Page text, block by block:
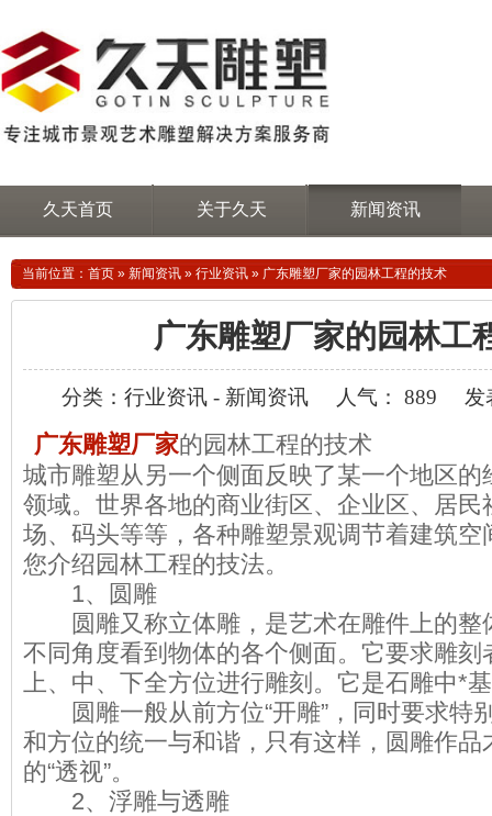
久天首页 关于久天 新闻资讯
当前位置： 首页 » 新闻资讯 » 行业资讯 » 广东雕塑厂家的园林工程的技术
广东雕塑厂家的园林工
分类：行业资讯 - 新闻资讯 人气： 889 发
广东雕塑厂家的园林工程的技术
城市雕塑从另一个侧面反映了某一个地区
领域。世界各地的商业街区、企业区、居
场、码头等等，各种雕塑景观调节着建筑
您介绍园林工程的技法。
1、圆雕
圆雕又称立体雕，是艺术在雕件上的整
不同角度看到物体的各个侧面。它要求雕
上、中、下全方位进行雕刻。它是石雕中*
圆雕一般从前方位“开雕”，同时要求特
和方位的统一与和谐，只有这样，圆雕作
的“透视”。
2、浮雕与透雕